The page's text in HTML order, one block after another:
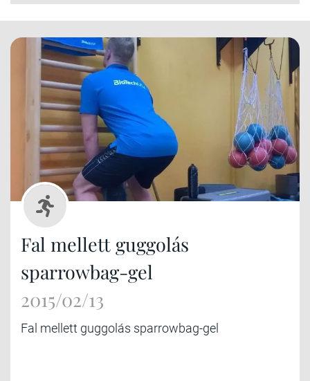
Fal mellett guggolás
sparrowbag-gel
2015/02/13
Fal mellett guggolás sparrowbag-gel